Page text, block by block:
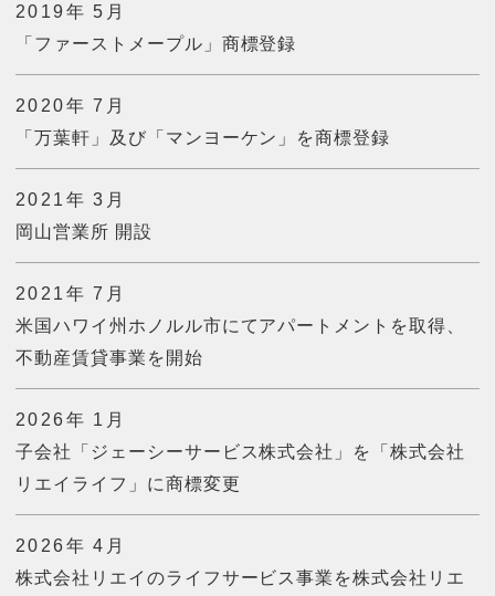
2019年 5月
「ファーストメープル」商標登録
2020年 7月
「万葉軒」及び「マンヨーケン」を商標登録
2021年 3月
岡山営業所 開設
2021年 7月
米国ハワイ州ホノルル市にてアパートメントを取得、
不動産賃貸事業を開始
2026年 1月
子会社「ジェーシーサービス株式会社」を「株式会社
リエイライフ」に商標変更
2026年 4月
株式会社リエイのライフサービス事業を株式会社リエ